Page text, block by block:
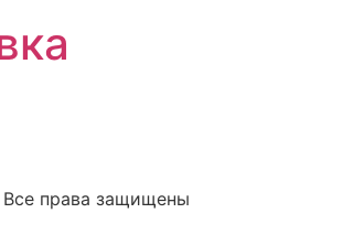
Все права защищены